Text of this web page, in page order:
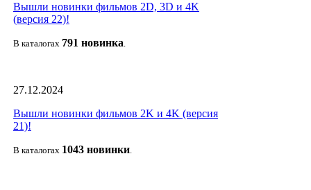
Вышли новинки фильмов 2D, 3D и 4K
(версия 22)!
В каталогах 791 новинка.
27.12.2024
Вышли новинки фильмов 2K и 4K (версия
21)!
В каталогах 1043 новинки.